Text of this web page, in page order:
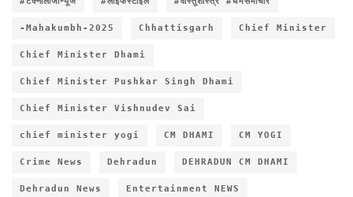
-Mahakumbh-2025 Chhattisgarh Chief Minister
Chief Minister Dhami
Chief Minister Pushkar Singh Dhami
Chief Minister Vishnudev Sai
chief minister yogi CM DHAMI CM YOGI
Crime News Dehradun DEHRADUN CM DHAMI
Dehradun News Entertainment NEWS